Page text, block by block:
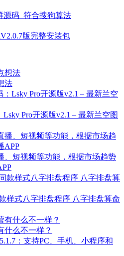
源码_符合搜狗算法
版完整安装包
法
Pro开源版v2.1 – 最新兰空图
、短视频等功能，根据市场趋势
样式八字排盘程序 八字排盘算命
什么不一样？